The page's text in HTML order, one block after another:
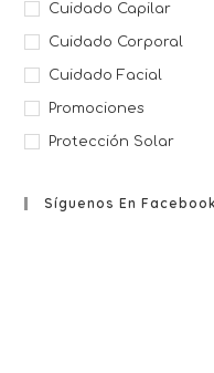
Cuidado Capilar
Cuidado Corporal
Cuidado Facial
Promociones
Protección Solar
Síguenos En Facebook